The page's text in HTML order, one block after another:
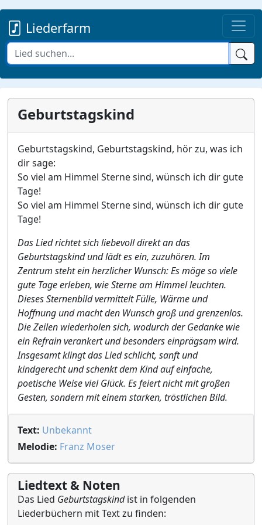
Liederfarm
Geburtstagskind
Geburtstagskind, Geburtstagskind, hör zu, was ich
dir sage:
So viel am Himmel Sterne sind, wünsch ich dir gute
Tage!
So viel am Himmel Sterne sind, wünsch ich dir gute
Tage!
Das Lied richtet sich liebevoll direkt an das
Geburtstagskind und lädt es ein, zuzuhören. Im
Zentrum steht ein herzlicher Wunsch: Es möge so viele
gute Tage erleben, wie Sterne am Himmel leuchten.
Dieses Sternenbild vermittelt Fülle, Wärme und
Hoffnung und macht den Wunsch groß und grenzenlos.
Die Zeilen wiederholen sich, wodurch der Gedanke wie
ein Refrain verankert und besonders einprägsam wird.
Insgesamt klingt das Lied schlicht, sanft und
kindgerecht und schenkt dem Kind auf einfache,
poetische Weise viel Glück. Es feiert nicht mit großen
Gesten, sondern mit einem starken, tröstlichen Bild.
Text: Unbekannt
Melodie: Franz Moser
Liedtext & Noten
Das Lied Geburtstagskindist in folgenden
Liederbüchern mit Text zu finden: